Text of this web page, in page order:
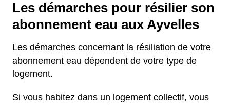
Les démarches pour résilier son
abonnement eau aux Ayvelles
Les démarches concernant la résiliation de votre
abonnement eau dépendent de votre type de
logement.
Si vous habitez dans un logement collectif, vous